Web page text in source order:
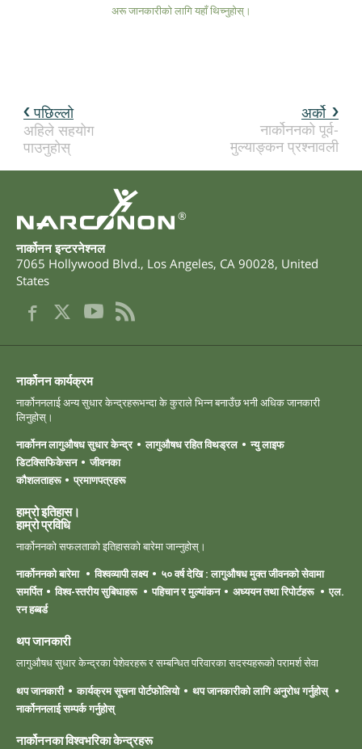
अरू जानकारीको लागि यहाँ थिच्नुहोस्।
अर्को
नार्कोननको पूर्व-
मुल्याङ्कन प्रश्नावली
पछिल्लो
अहिले सहयोग
पाउनुहोस्
®
नार्कोनन इन्टरनेश्नल
7065 Hollywood Blvd., Los Angeles, CA 90028, United
States
नार्कोनन कार्यक्रम
नार्कोननलाई अन्य सुधार केन्द्रहरूभन्दा के कुराले भिन्न बनाउँछ भनी अधिक जानकारी
लिनुहोस्।
नार्कोनन लागुऔषध सुधार केन्द्र
लागुऔषध रहित विथड्रल
न्यु लाइफ
डिटक्सिफिकेसन
जीवनका
कौशलताहरू
प्रमाणपत्रहरू
हाम्रो इतिहास।
हाम्रो ‍प्रविधि
नार्कोननको सफलताको इतिहासको बारेमा जान्नुहोस्।
नार्कोननको बारेमा
विश्वव्यापी लक्ष्य
५० वर्ष देखि : लागुऔषध मुक्त जीवनको सेवामा
समर्पित
विश्व-स्तरीय सुबिधाहरू पहिचान र मुल्यांकन अध्ययन तथा रिपोर्टहरू
एल.
रन हब्बर्ड
थप जानकारी
लागुऔषध सुधार केन्द्रका पेशेवरहरू र सम्बन्धित परिवारका सदस्यहरूको परामर्श सेवा
थप जानकारी
कार्यक्रम सूचना पोर्टफोलियो
थप जानकारीको लागि अनुरोध गर्नुहोस्
नार्कोननलाई सम्पर्क गर्नुहोस्
नार्कोननका विश्वभरिका केन्द्रहरू